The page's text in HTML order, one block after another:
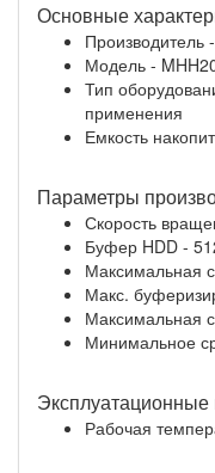
Основные
Производитель
Модель -
Тип
применения
Емкость
Параметры
Скорость
Буфер HDD -
Максимальная
Макс.
Максимальная
Минимальное
Рабочая